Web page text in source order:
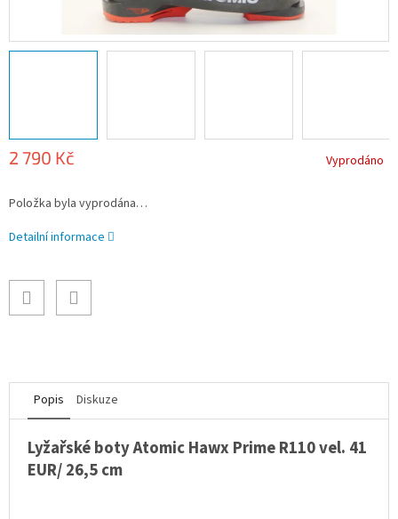
2 790 Kč
cena:
Vyprodáno
Položka byla vyprodána…
Detailní informace
Popis Diskuze
Lyžařské boty Atomic Hawx Prime R110 vel. 41
EUR/ 26,5 cm